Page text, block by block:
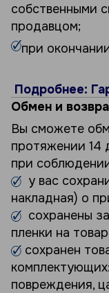
собственными
продавцом;
при
Подробнее:
Обмен и
Вы сможете
протяжении 14
при
у вас
накладная) о
сохранены
пленки на
сохранен
повреждения,